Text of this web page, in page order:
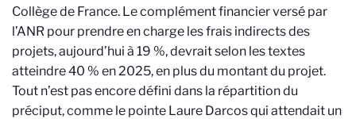
Collège de France. Le complément financier versé par
l’ANR pour prendre en charge les frais indirects des
projets, aujourd’hui à 19 %, devrait selon les textes
atteindre 40 % en 2025, en plus du montant du projet.
Tout n’est pas encore défini dans la répartition du
préciput, comme le pointe Laure Darcos qui attendait un